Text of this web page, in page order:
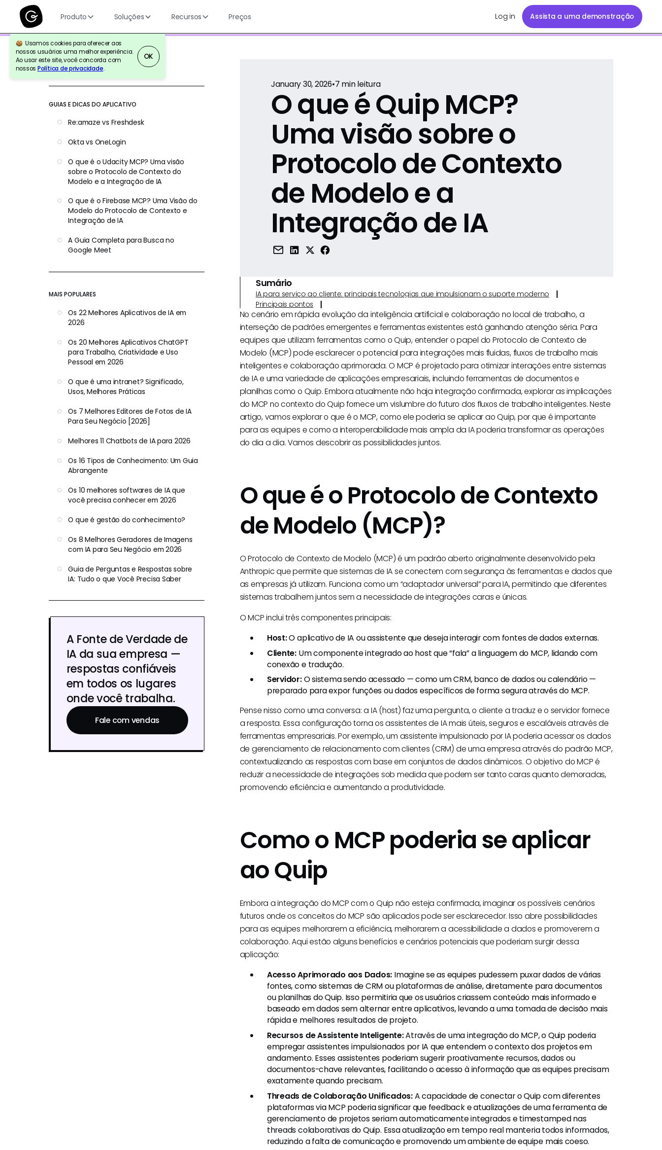
Produto Soluções Recursos Preços Log in Assista a uma demonstração
Usamos cookies para oferecer aos
nossos usuários uma melhor experiência.
Ao usar este site, você concorda com
nossos Política de privacidade.
OK
Voltar para a referência
GUIAS E DICAS DO APLICATIVO
Re:amaze vs Freshdesk
Okta vs OneLogin
O que é o Udacity MCP? Uma visão
sobre o Protocolo de Contexto do
Modelo e a Integração de IA
O que é o Firebase MCP? Uma Visão do
Modelo do Protocolo de Contexto e
Integração de IA
A Guia Completa para Busca no
Google Meet
MAIS POPULARES
Os 22 Melhores Aplicativos de IA em
2026
Os 20 Melhores Aplicativos ChatGPT
para Trabalho, Criatividade e Uso
Pessoal em 2026
O que é uma intranet? Significado,
Usos, Melhores Práticas
Os 7 Melhores Editores de Fotos de IA
Para Seu Negócio [2026]
Melhores 11 Chatbots de IA para 2026
Os 16 Tipos de Conhecimento: Um Guia
Abrangente
Os 10 melhores softwares de IA que
você precisa conhecer em 2026
O que é gestão do conhecimento?
Os 8 Melhores Geradores de Imagens
com IA para Seu Negócio em 2026
Guia de Perguntas e Respostas sobre
IA: Tudo o que Você Precisa Saber
A Fonte de Verdade de
IA da sua empresa —
respostas confiáveis
em todos os lugares
onde você trabalha.
Fale com vendas
January 30, 2026•7 min leitura
O que é Quip MCP?
Uma visão sobre o
Protocolo de Contexto
de Modelo e a
Integração de IA
Sumário
IA para serviço ao cliente: principais tecnologias que impulsionam o suporte moderno
Principais pontos
No cenário em rápida evolução da inteligência artificial e colaboração no local de trabalho, a
interseção de padrões emergentes e ferramentas existentes está ganhando atenção séria. Para
equipes que utilizam ferramentas como o Quip, entender o papel do Protocolo de Contexto de
Modelo (MCP) pode esclarecer o potencial para integrações mais fluidas, fluxos de trabalho mais
inteligentes e colaboração aprimorada. O MCP é projetado para otimizar interações entre sistemas
de IA e uma variedade de aplicações empresariais, incluindo ferramentas de documentos e
planilhas como o Quip. Embora atualmente não haja integração confirmada, explorar as implicações
do MCP no contexto do Quip fornece um vislumbre do futuro dos fluxos de trabalho inteligentes. Neste
artigo, vamos explorar o que é o MCP, como ele poderia se aplicar ao Quip, por que é importante
para as equipes e como a interoperabilidade mais ampla da IA poderia transformar as operações
do dia a dia. Vamos descobrir as possibilidades juntos.
O que é o Protocolo de Contexto
de Modelo (MCP)?
O Protocolo de Contexto de Modelo (MCP) é um padrão aberto originalmente desenvolvido pela
Anthropic que permite que sistemas de IA se conectem com segurança às ferramentas e dados que
as empresas já utilizam. Funciona como um “adaptador universal” para IA, permitindo que diferentes
sistemas trabalhem juntos sem a necessidade de integrações caras e únicas.
O MCP inclui três componentes principais:
Host:O aplicativo de IA ou assistente que deseja interagir com fontes de dados externas.
Cliente:Um componente integrado ao host que “fala” a linguagem do MCP, lidando com
conexão e tradução.
Servidor:O sistema sendo acessado — como um CRM, banco de dados ou calendário —
preparado para expor funções ou dados específicos de forma segura através do MCP.
Pense nisso como uma conversa: a IA (host) faz uma pergunta, o cliente a traduz e o servidor fornece
a resposta. Essa configuração torna os assistentes de IA mais úteis, seguros e escaláveis através de
ferramentas empresariais. Por exemplo, um assistente impulsionado por IA poderia acessar os dados
de gerenciamento de relacionamento com clientes (CRM) de uma empresa através do padrão MCP,
contextualizando as respostas com base em conjuntos de dados dinâmicos. O objetivo do MCP é
reduzir a necessidade de integrações sob medida que podem ser tanto caras quanto demoradas,
promovendo eficiência e aumentando a produtividade.
Como o MCP poderia se aplicar
ao Quip
Embora a integração do MCP com o Quip não esteja confirmada, imaginar os possíveis cenários
futuros onde os conceitos do MCP são aplicados pode ser esclarecedor. Isso abre possibilidades
para as equipes melhorarem a eficiência, melhorarem a acessibilidade a dados e promoverem a
colaboração. Aqui estão alguns benefícios e cenários potenciais que poderiam surgir dessa
aplicação:
Acesso Aprimorado aos Dados: Imagine se as equipes pudessem puxar dados de várias
fontes, como sistemas de CRM ou plataformas de análise, diretamente para documentos
ou planilhas do Quip. Isso permitiria que os usuários criassem conteúdo mais informado e
baseado em dados sem alternar entre aplicativos, levando a uma tomada de decisão mais
rápida e melhores resultados de projeto.
Recursos de Assistente Inteligente:Através de uma integração do MCP, o Quip poderia
empregar assistentes impulsionados por IA que entendem o contexto dos projetos em
andamento. Esses assistentes poderiam sugerir proativamente recursos, dados ou
documentos-chave relevantes, facilitando o acesso à informação que as equipes precisam
exatamente quando precisam.
Threads de Colaboração Unificados:A capacidade de conectar o Quip com diferentes
plataformas via MCP poderia significar que feedback e atualizações de uma ferramenta de
gerenciamento de projetos seriam automaticamente integrados e timestamped nas
threads colaborativas do Quip. Essa atualização em tempo real manteria todos informados,
reduzindo a falta de comunicação e promovendo um ambiente de equipe mais coeso.